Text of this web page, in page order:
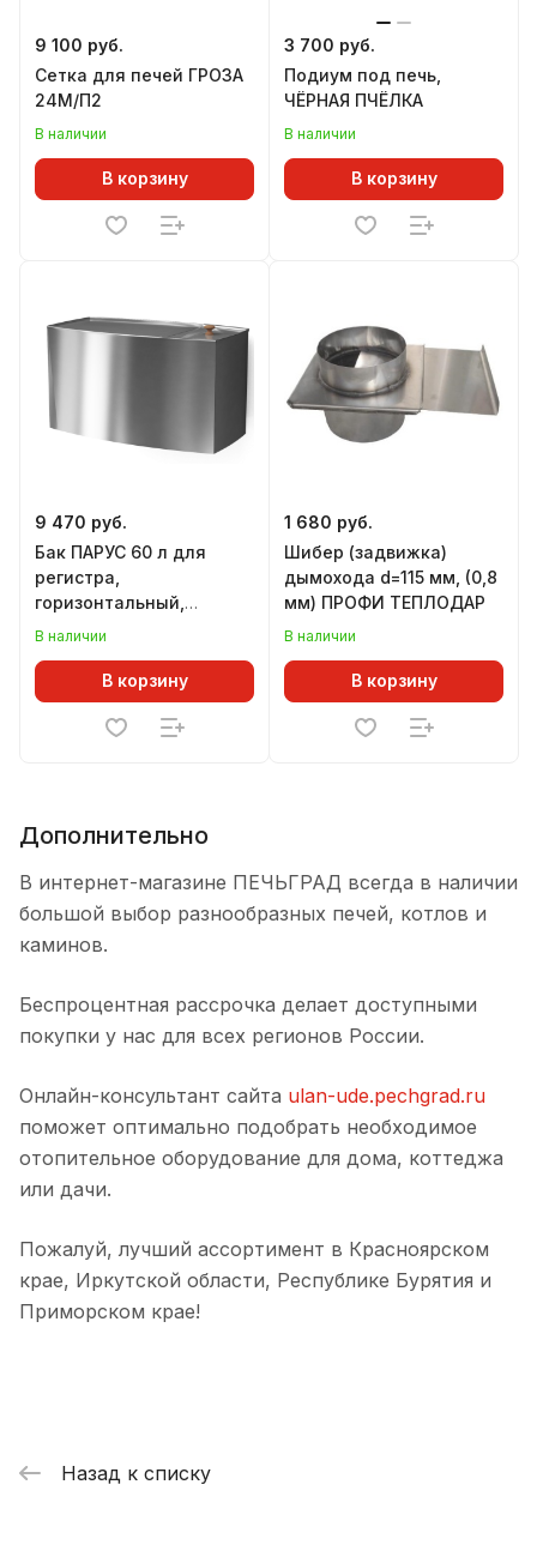
9 100 руб.
Сетка для печей ГРОЗА
24М/П2
В наличии
В корзину
3 700 руб.
Подиум под печь,
ЧЁРНАЯ ПЧЁЛКА
В наличии
В корзину
9 470 руб.
Бак ПАРУС 60 л для
регистра,
горизонтальный,
ТЕПЛОДАР
В наличии
В корзину
1 680 руб.
Шибер (задвижка)
дымохода d=115 мм, (0,8
мм) ПРОФИ ТЕПЛОДАР
В наличии
В корзину
Дополнительно
В интернет-магазине ПЕЧЬГРАД всегда в наличии
большой выбор разнообразных печей, котлов и
каминов.
Беспроцентная рассрочка делает доступными
покупки у нас для всех регионов России.
Онлайн-консультант сайта ulan-ude.pechgrad.ru
поможет оптимально подобрать необходимое
отопительное оборудование для дома, коттеджа
или дачи.
Пожалуй, лучший ассортимент в Красноярском
крае, Иркутской области, Республике Бурятия и
Приморском крае!
Назад к списку